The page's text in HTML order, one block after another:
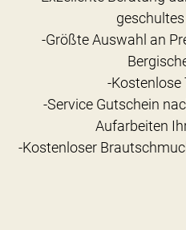
-Größte Auswahl an
-Kostenlose
-Service Gutschein
Aufarbeiten